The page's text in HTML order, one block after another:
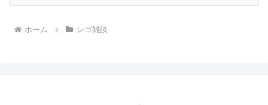
ホーム レゴ雑談